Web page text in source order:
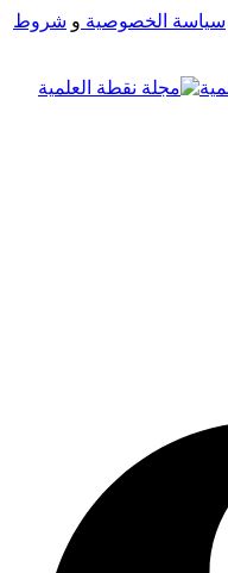
سياسة الخصوصية و شروط